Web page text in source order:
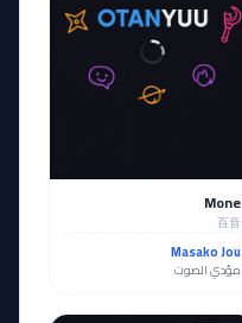
Mone
百音
Masako Jou
مؤدي الصوت